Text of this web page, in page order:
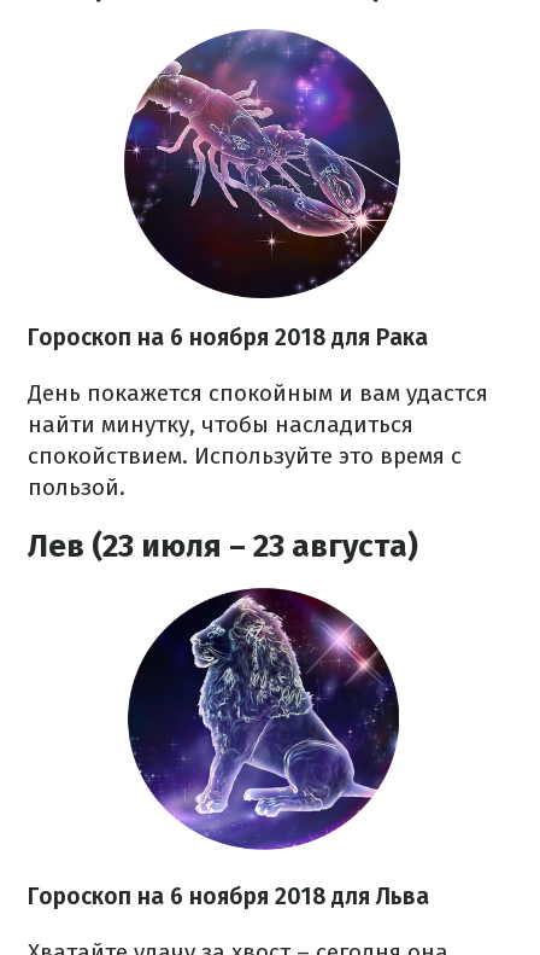
Гороскоп на 6 ноября 2018 для Рака
День покажется спокойным и вам удастся
найти минутку, чтобы насладиться
спокойствием. Используйте это время с
пользой.
Лев (23 июля – 23 августа)
Гороскоп на 6 ноября 2018 для Льва